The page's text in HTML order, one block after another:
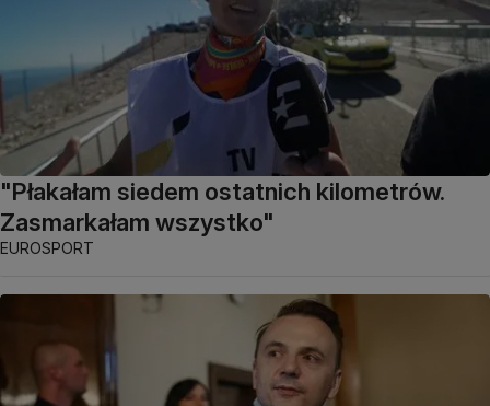
"Płakałam siedem ostatnich kilometrów.
Zasmarkałam wszystko"
EUROSPORT